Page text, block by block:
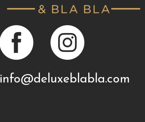
info@deluxeblabla.com